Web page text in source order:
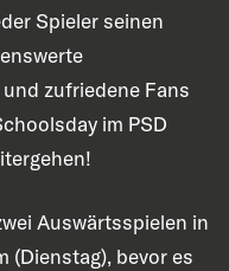
Spieler seinen
zufriedene Fans
im PSD
Auswärtsspielen in
(Dienstag), bevor es